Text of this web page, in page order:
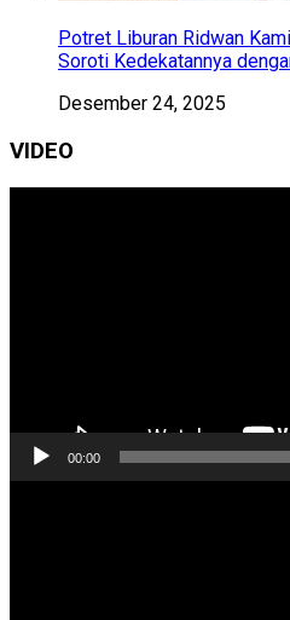
Potret Liburan Ridwan
Soroti Kedekatannya
Desember 24, 2025
VIDEO
00:00